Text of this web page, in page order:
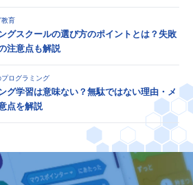
教育
グスクールの選び方のポイントとは？失敗
注意点も解説
ログラミング
グ学習は意味ない？無駄ではない理由・メ
点を解説